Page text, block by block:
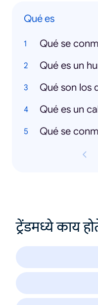
Qué es
Qué es un
Qué es un
ट्रेंडमध्ये काय